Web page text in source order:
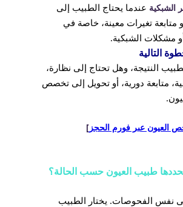
الشبكية عندما يحتاج الطبيب إلى
متابعة تغيرات معينة، خاصة في
مشكلات الشبكية.
النتيجة، وهل تحتاج إلى نظارة،
متابعة دورية، أو تحويل إلى تخصص
العيون عبر فورم الحجز]
طبيب العيون حسب الحالة؟
نفس الفحوصات. يختار الطبيب